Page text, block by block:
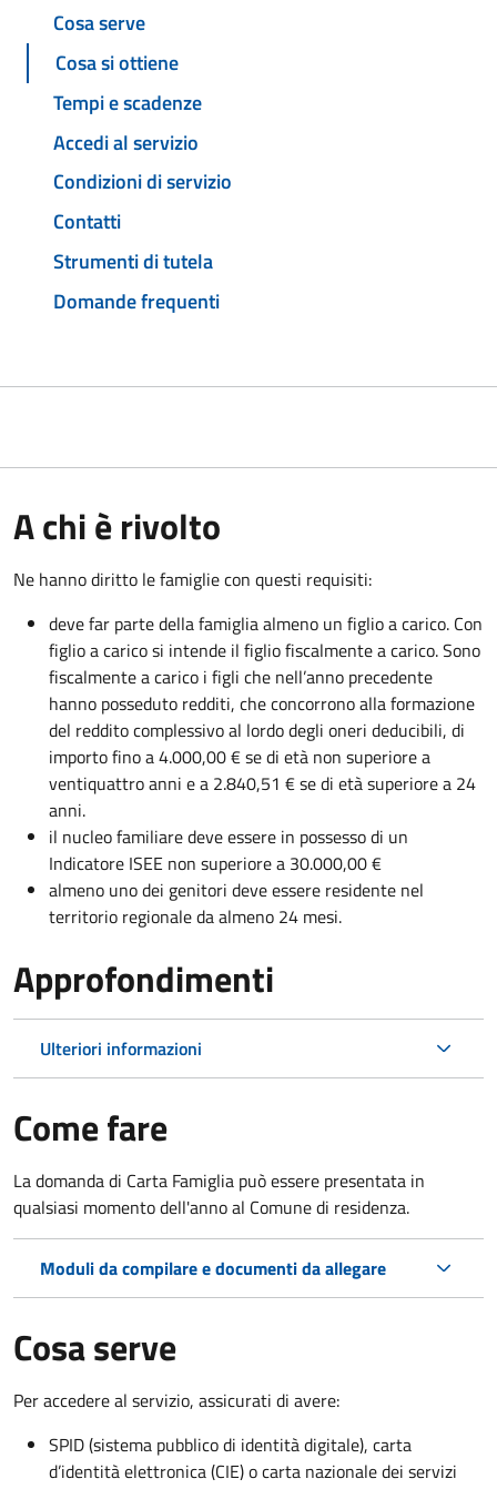
Cosa serve
Cosa si ottiene
Tempi e scadenze
Accedi al servizio
Condizioni di servizio
Contatti
Strumenti di tutela
Domande frequenti
A chi è rivolto
Ne hanno diritto le famiglie con questi requisiti:
deve far parte della famiglia almeno un figlio a carico. Con
figlio a carico si intende il figlio fiscalmente a carico. Sono
fiscalmente a carico i figli che nell’anno precedente
hanno posseduto redditi, che concorrono alla formazione
del reddito complessivo al lordo degli oneri deducibili, di
importo fino a 4.000,00 € se di età non superiore a
ventiquattro anni e a 2.840,51 € se di età superiore a 24
anni.
il nucleo familiare deve essere in possesso di un
Indicatore ISEE non superiore a 30.000,00 €
almeno uno dei genitori deve essere residente nel
territorio regionale da almeno 24 mesi.
Approfondimenti
Ulteriori informazioni
Come fare
La domanda di Carta Famiglia può essere presentata in
qualsiasi momento dell'anno al Comune di residenza.
Moduli da compilare e documenti da allegare
Cosa serve
Per accedere al servizio, assicurati di avere:
SPID (sistema pubblico di identità digitale), carta
d’identità elettronica (CIE) o carta nazionale dei servizi